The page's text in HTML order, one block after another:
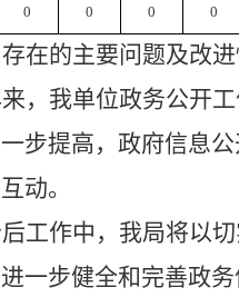
0 0 0 0
在的主要问题及改
，我单位政务公开
步提高，政府信息公
动。
工作中，我局将以
一步健全和完善政